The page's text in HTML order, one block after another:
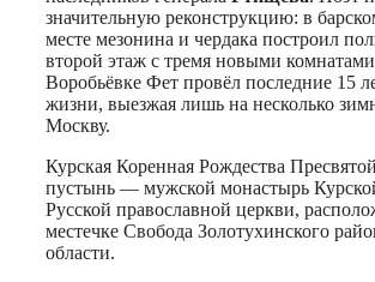
значительную реконструкцию: в
месте мезонина и чердака построил
второй этаж с тремя новыми
Воробьёвке Фет провёл последние 15
жизни, выезжая лишь на несколько
Москву.
Курская Коренная Рождества
пустынь — мужской монастырь
Русской православной церкви,
местечке Свобода Золотухинского
области.